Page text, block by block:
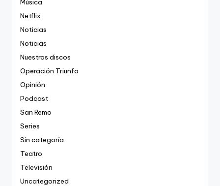
Música
Netflix
Noticias
Noticias
Nuestros discos
Operación Triunfo
Opinión
Podcast
San Remo
Series
Sin categoría
Teatro
Televisión
Uncategorized